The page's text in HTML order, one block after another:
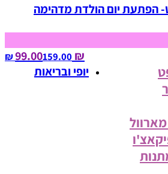
הפתעת יום הולדת מדהימה
₪ 99.00
159.00‏ ₪
יופי ובריאות